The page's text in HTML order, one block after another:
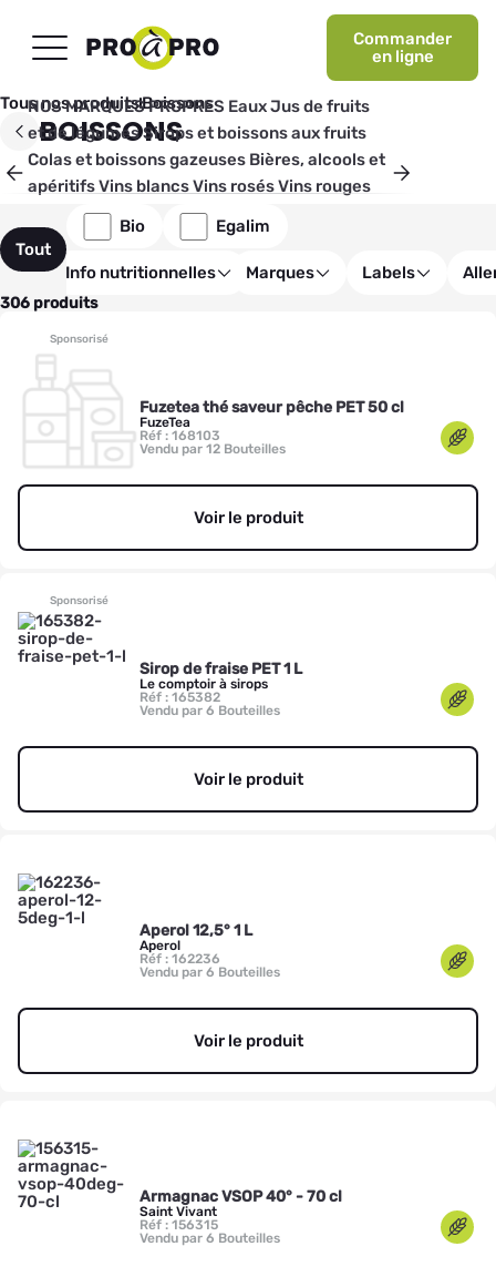
Commander
en ligne
Tous nos produitsBoissons
BOISSONS
NOS MARQUES PROPRES EauxJus de fruits
et de légumesSirops et boissons aux fruits
Colas et boissons gazeuses Bières, alcools et
apéritifsVins blancsVins rosésVins rouges
Vins du Monde
Champagnes, mousseux et
cidres
Tout
Bio Egalim
Info nutritionnelles Marques Labels
306 produits
Sponsorisé
Fuzetea thé saveur pêche PET 50 cl
FuzeTea
Réf : 168103
Vendu par 12 Bouteilles
Voir le produit
Sponsorisé
Sirop de fraise PET 1 L
Le comptoir à sirops
Réf : 165382
Vendu par 6 Bouteilles
Voir le produit
Aperol 12,5° 1 L
Aperol
Réf : 162236
Vendu par 6 Bouteilles
Voir le produit
Armagnac VSOP 40° - 70 cl
Saint Vivant
Réf : 156315
Vendu par 6 Bouteilles